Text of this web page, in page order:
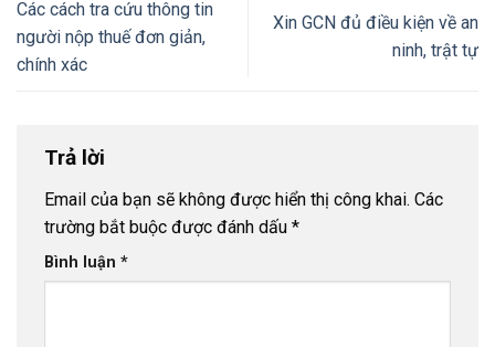
Các cách tra cứu thông tin
người nộp thuế đơn giản,
chính xác
Xin GCN đủ điều kiện về an
ninh, trật tự
Trả lời
Email của bạn sẽ không được hiển thị công khai. Các
trường bắt buộc được đánh dấu *
Bình luận *